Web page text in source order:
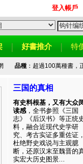
登入帳戶
好書推介 特
品種：超過100萬種書，
三国的真相
有史料根基，又有大众
读感 ，全书参照《三国
志》《后汉书》等正统
料，融合近现代史学研
究、考古实证多重佐证
杜绝野史戏说与主观臆
断，还原汉末至魏晋的
实宏大历史图景...